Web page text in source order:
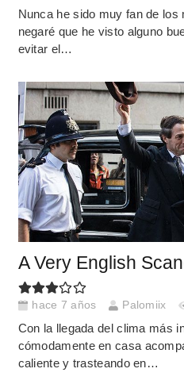
Nunca he sido muy fan de los
negaré que he visto alguno
evitar el…
A Very English
hace 7 años Palomiix
Con la llegada del clima más
cómodamente en casa
caliente y trasteando en…